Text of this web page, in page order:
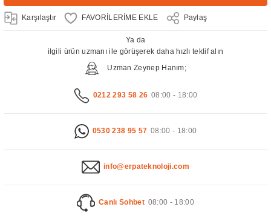
Karşılaştır Paylaş
Ya da
ilgili ürün uzmanı ile görüşerek daha hızlı teklif alın
Uzman Zeynep Hanım;
0212 293 58 26 08:00 - 18:00
0530 238 95 57 08:00 - 18:00
info@erpateknoloji.com
Canlı Sohbet 08:00 - 18:00